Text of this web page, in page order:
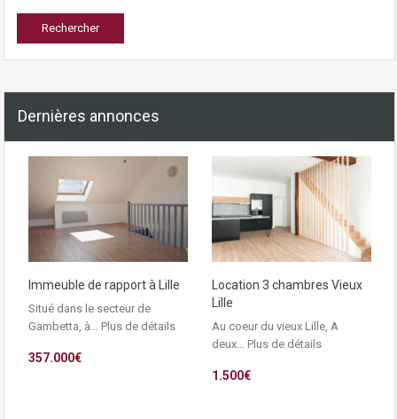
Dernières annonces
Immeuble de rapport à Lille
Situé dans le secteur de
Gambetta, à… Plus de détails
357.000€
Location 3 chambres Vieux
Lille
Au coeur du vieux Lille, A
deux… Plus de détails
1.500€